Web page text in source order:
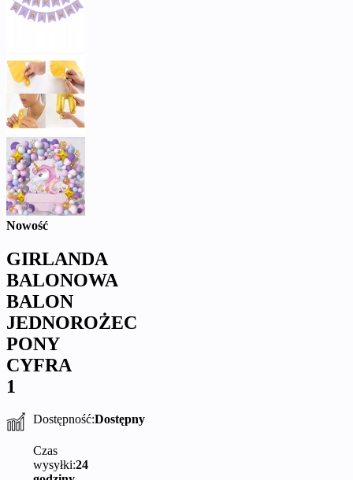
Nowość
GIRLANDA
BALONOWA
BALON
JEDNOROŻEC
PONY
CYFRA
1
Dostępność:Dostępny
Czas
wysyłki:24